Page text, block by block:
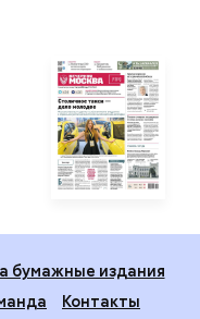
бумажные издания
Контакты